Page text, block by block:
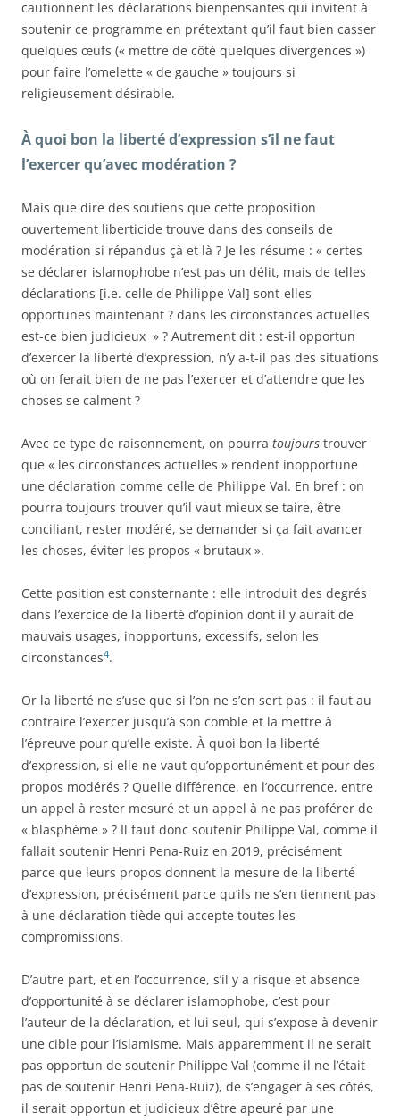
cautionnent les déclarations bienpensantes qui invitent à
soutenir ce programme en prétextant qu’il faut bien casser
quelques œufs (« mettre de côté quelques divergences »)
pour faire l’omelette « de gauche » toujours si
religieusement désirable.
À quoi bon la liberté d’expression s’il ne faut
l’exercer qu’avec modération ?
Mais que dire des soutiens que cette proposition
ouvertement liberticide trouve dans des conseils de
modération si répandus çà et là ? Je les résume : « certes
se déclarer islamophobe n’est pas un délit, mais de telles
déclarations [i.e. celle de Philippe Val] sont-elles
opportunes maintenant ? dans les circonstances actuelles
est-ce bien judicieux » ? Autrement dit : est-il opportun
d’exercer la liberté d’expression, n’y a-t-il pas des situations
où on ferait bien de ne pas l’exercer et d’attendre que les
choses se calment ?
Avec ce type de raisonnement, on pourra toujours trouver
que « les circonstances actuelles » rendent inopportune
une déclaration comme celle de Philippe Val. En bref : on
pourra toujours trouver qu’il vaut mieux se taire, être
conciliant, rester modéré, se demander si ça fait avancer
les choses, éviter les propos « brutaux ».
Cette position est consternante : elle introduit des degrés
dans l’exercice de la liberté d’opinion dont il y aurait de
mauvais usages, inopportuns, excessifs, selon les
circonstances4.
Or la liberté ne s’use que si l’on ne s’en sert pas : il faut au
contraire l’exercer jusqu’à son comble et la mettre à
l’épreuve pour qu’elle existe. À quoi bon la liberté
d’expression, si elle ne vaut qu’opportunément et pour des
propos modérés ? Quelle différence, en l’occurrence, entre
un appel à rester mesuré et un appel à ne pas proférer de
« blasphème » ? Il faut donc soutenir Philippe Val, comme il
fallait soutenir Henri Pena-Ruiz en 2019, précisément
parce que leurs propos donnent la mesure de la liberté
d’expression, précisément parce qu’ils ne s’en tiennent pas
à une déclaration tiède qui accepte toutes les
compromissions.
D’autre part, et en l’occurrence, s’il y a risque et absence
d’opportunité à se déclarer islamophobe, c’est pour
l’auteur de la déclaration, et lui seul, qui s’expose à devenir
une cible pour l’islamisme. Mais apparemment il ne serait
pas opportun de soutenir Philippe Val (comme il ne l’était
pas de soutenir Henri Pena-Ruiz), de s’engager à ses côtés,
il serait opportun et judicieux d’être apeuré par une